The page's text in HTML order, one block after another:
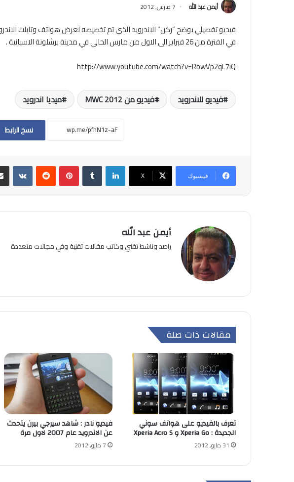
أيمن عبد الله 7 مارس, 2012
في الفترة من 26 فبراير الى الاول من مارس الحالي في مدينة برشلونة الاسبانية .
http://www.youtube.com/watch?v=RbwVp2qL7iQ
فيديو للاندرويد فيديو من MWC 2012 ميديا اندرويد
نسخ الرابط
فيسبوك ‫X
لينكدإن بينتيريست
أيمن عبد الله
راصد وناشط تقني وكاتب مقالات تقنية وفي مجالات متعددة
مقالات ذات صلة
تعرف بالفيديو على هواتف سوني
الجديدة : Xperia Go و Xperia Acro S
31 مايو, 2012
فيديو نادر : شاهد سيرجي بيرن يتحدث
عن الاندرويد عام 2007 لاول مرة
7 مايو, 2012